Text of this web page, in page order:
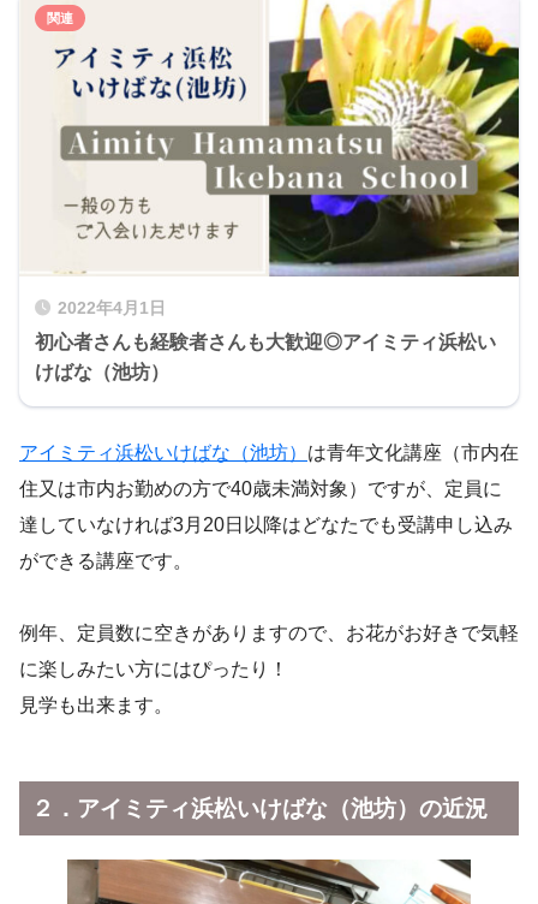
2022年4月1日
初心者さんも経験者さんも大歓迎◎アイミティ浜松い
けばな（池坊）
アイミティ浜松いけばな（池坊） は青年文化講座（市内在
住又は市内お勤めの方で40歳未満対象）ですが、定員に
達していなければ3月20日以降はどなたでも受講申し込み
ができる講座です。
例年、定員数に空きがありますので、お花がお好きで気軽
に楽しみたい方にはぴったり！
見学も出来ます。
２． アイミティ浜松いけばな（池坊）の近況